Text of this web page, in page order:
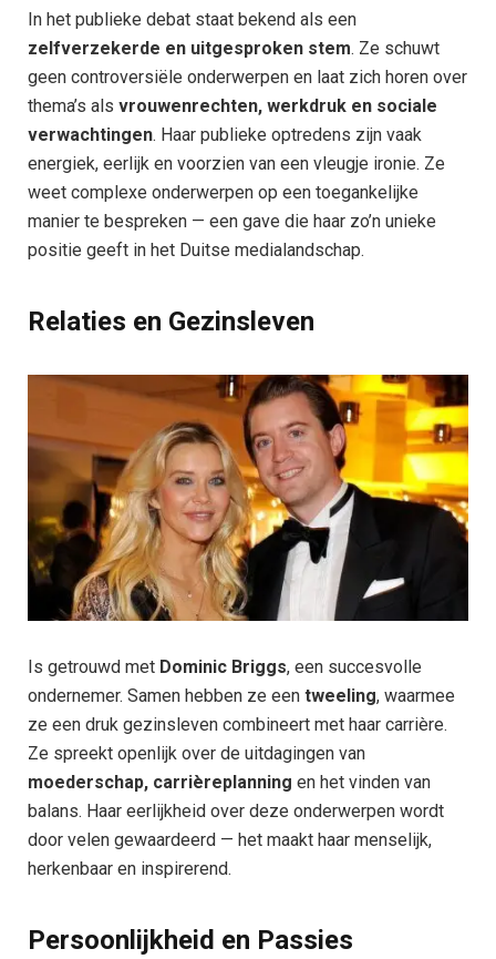
In het publieke debat staat bekend als een
zelfverzekerde en uitgesproken stem. Ze schuwt
geen controversiële onderwerpen en laat zich horen over
thema’s als vrouwenrechten, werkdruk en sociale
verwachtingen. Haar publieke optredens zijn vaak
energiek, eerlijk en voorzien van een vleugje ironie. Ze
weet complexe onderwerpen op een toegankelijke
manier te bespreken — een gave die haar zo’n unieke
positie geeft in het Duitse medialandschap.
Relaties en Gezinsleven
Is getrouwd met Dominic Briggs, een succesvolle
ondernemer. Samen hebben ze een tweeling, waarmee
ze een druk gezinsleven combineert met haar carrière.
Ze spreekt openlijk over de uitdagingen van
moederschap, carrièreplanning en het vinden van
balans. Haar eerlijkheid over deze onderwerpen wordt
door velen gewaardeerd — het maakt haar menselijk,
herkenbaar en inspirerend.
Persoonlijkheid en Passies